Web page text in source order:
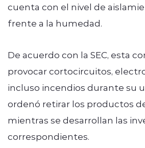
cuenta con el nivel de
frente a la humedad.
De acuerdo con la SEC, esta
provocar cortocircuitos,
incluso incendios durante su
ordenó retirar los productos
mientras se desarrollan las
correspondientes.